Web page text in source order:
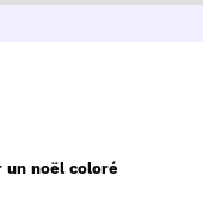
noël coloré